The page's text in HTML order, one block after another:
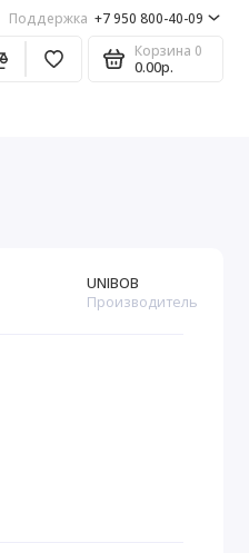
Поддержка +7 950 800-40-09
Корзина 0
0.00р.
UNIBOB
Производитель